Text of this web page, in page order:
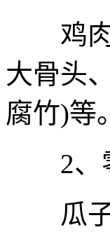
鸡肉(
大骨头
腐竹)等。
2、
瓜子(